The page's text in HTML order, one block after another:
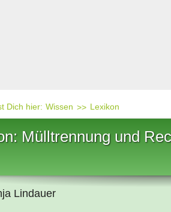
Technik
Länderlexikon
Dich hier: Wissen Lexikon
Mülltrennung und
Lindauer